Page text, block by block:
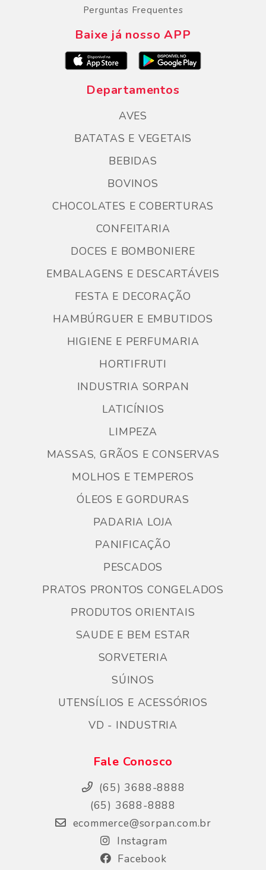
Perguntas Frequentes
Baixe já nosso APP
Departamentos
AVES
BATATAS E VEGETAIS
BEBIDAS
BOVINOS
CHOCOLATES E COBERTURAS
CONFEITARIA
DOCES E BOMBONIERE
EMBALAGENS E DESCARTÁVEIS
FESTA E DECORAÇÃO
HAMBÚRGUER E EMBUTIDOS
HIGIENE E PERFUMARIA
HORTIFRUTI
INDUSTRIA SORPAN
LATICÍNIOS
LIMPEZA
MASSAS, GRÃOS E CONSERVAS
MOLHOS E TEMPEROS
ÓLEOS E GORDURAS
PADARIA LOJA
PANIFICAÇÃO
PESCADOS
PRATOS PRONTOS CONGELADOS
PRODUTOS ORIENTAIS
SAUDE E BEM ESTAR
SORVETERIA
SÚINOS
UTENSÍLIOS E ACESSÓRIOS
VD - INDUSTRIA
Fale Conosco
(65) 3688-8888
(65) 3688-8888
ecommerce@sorpan.com.br
Instagram
Facebook